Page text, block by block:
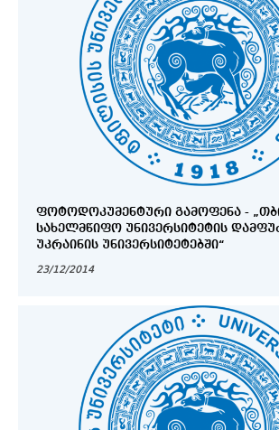
ᲤᲝᲢᲝᲓᲝᲙᲣᲛᲔᲜᲢᲣᲠᲘ ᲒᲐᲛᲝᲤᲔᲜᲐ -
ᲡᲐᲮᲔᲚᲛᲬᲘᲤᲝ ᲣᲜᲘᲕᲔᲠᲡᲘᲢᲔᲢᲘᲡ
ᲣᲙᲠᲐᲘᲜᲘᲡ ᲣᲜᲘᲕᲔᲠᲡᲘᲢᲔᲢᲔᲑᲨᲘ“
23/12/2014